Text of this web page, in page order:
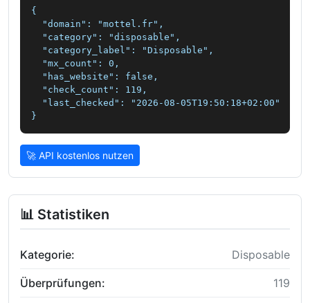
{
  "domain": "mottel.fr",
  "category": "disposable",
  "category_label": "Disposable",
  "mx_count": 0,
  "has_website": false,
  "check_count": 119,
  "last_checked": "2026-08-05T19:50:18+02:00"
}
🚀 API kostenlos nutzen
📊 Statistiken
Kategorie: Disposable
Überprüfungen: 119